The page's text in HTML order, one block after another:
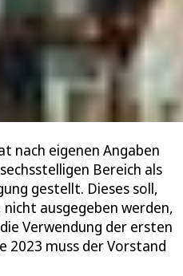
nach eigenen Angaben
Bereich als
gestellt. Dieses soll,
ausgegeben werden,
Verwendung der ersten
2023 muss der Vorstand